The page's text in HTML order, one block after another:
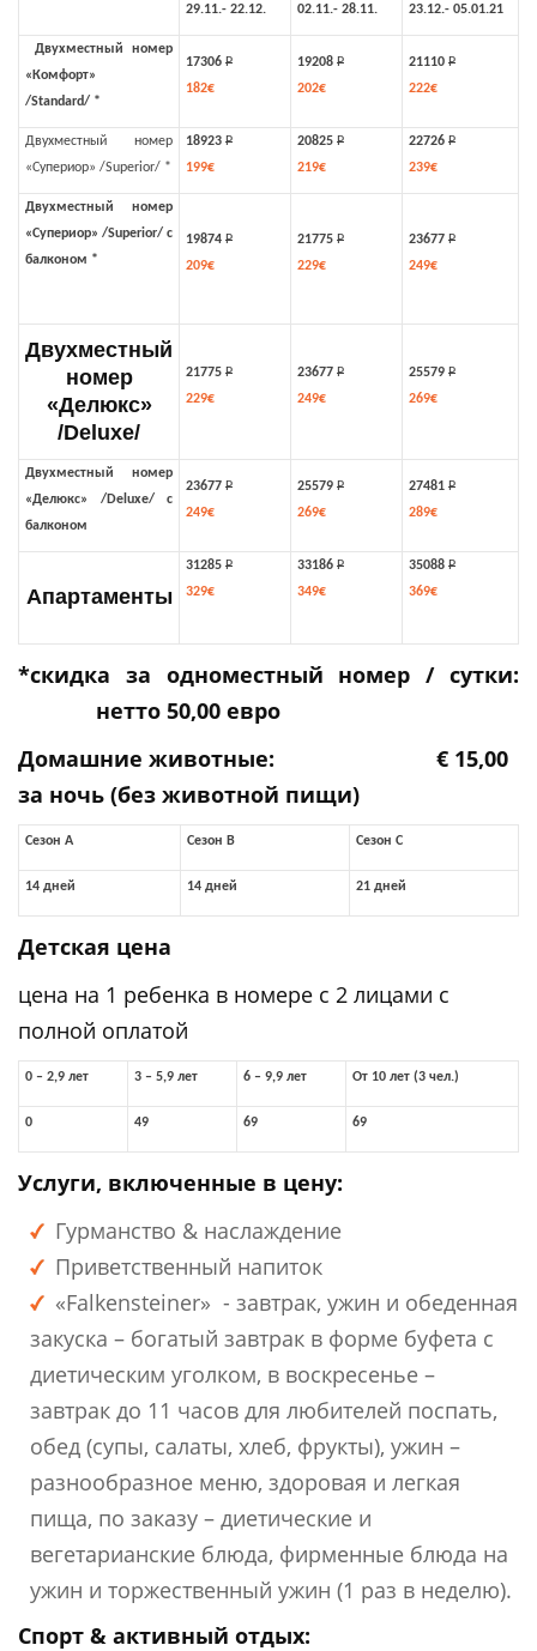
29.11.- 22.12. 02.11.- 28.11. 23.12.- 05.01.21
Двухместный номер
«Комфорт»
/Standard/ *
17306 Р
182€
19208 Р
202€
21110 Р
222€
Двухместный номер
«Супериор» /Superior/ *
18923 Р
199€
20825 Р
219€
22726 Р
239€
Двухместный номер
«Супериор» /Superior/ с
балконом *
19874 Р
209€
21775 Р
229€
23677 Р
249€
Двухместный
номер
«Делюкс»
/Deluxe/
21775 Р
229€
23677 Р
249€
25579 Р
269€
Двухместный номер
«Делюкс» /Deluxe/ с
балконом
23677 Р
249€
25579 Р
269€
27481 Р
289€
Апартаменты
31285 Р
329€
33186 Р
349€
35088 Р
369€
*скидка за одноместный номер / сутки:
нетто 50,00 евро
Домашние животные: € 15,00
за ночь (без животной пищи)
Сезон A Сезон B Сезон C
14 дней 14 дней 21 дней
Детская цена
цена на 1 ребенка в номере с 2 лицами с
полной оплатой
0 – 2,9 лет 3 – 5,9 лет 6 – 9,9 лет От 10 лет (3 чел.)
0 49 69 69
Услуги, включенные в цену:
Гурманство & наслаждение
Приветственный напиток
«Falkensteiner» - завтрак, ужин и обеденная
закуска – богатый завтрак в форме буфета с
диетическим уголком, в воскресенье –
завтрак до 11 часов для любителей поспать,
обед (супы, салаты, хлеб, фрукты), ужин –
разнообразное меню, здоровая и легкая
пища, по заказу – диетические и
вегетарианские блюда, фирменные блюда на
ужин и торжественный ужин (1 раз в неделю).
Спорт & активный отдых: